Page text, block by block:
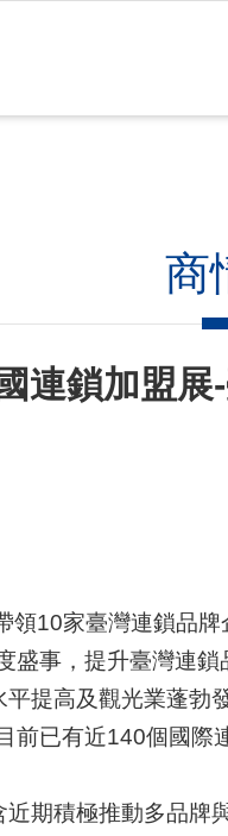
商
連鎖加盟
10家臺灣連鎖品
事，提升臺灣連鎖
提高及觀光業蓬
前已有近140個國
期積極推動多品